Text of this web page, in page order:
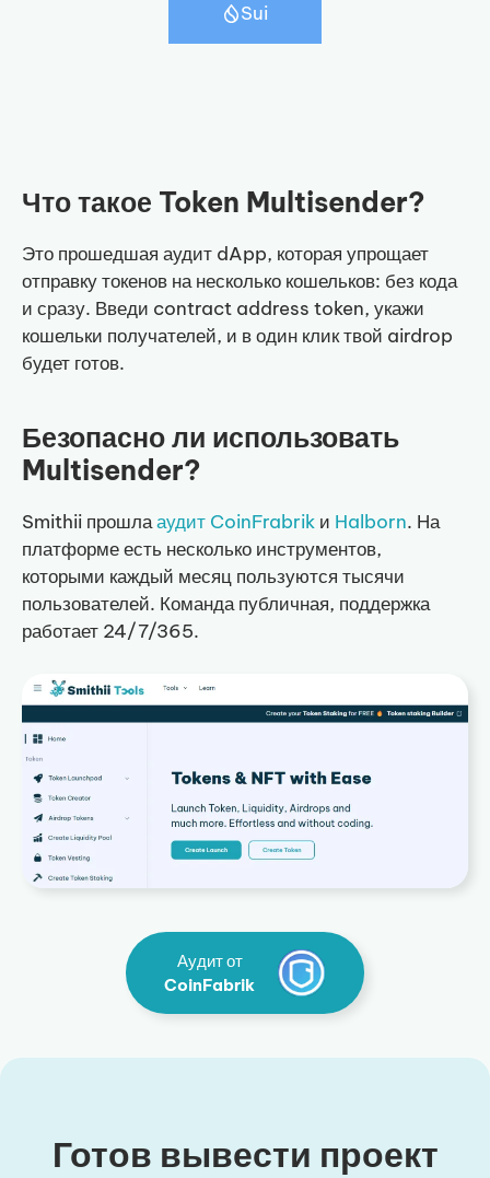
Sui
Что такое Token Multisender?
Это прошедшая аудит dApp, которая упрощает
отправку токенов на несколько кошельков: без кода
и сразу. Введи contract address token, укажи
кошельки получателей, и в один клик твой airdrop
будет готов.
Безопасно ли использовать
Multisender?
Smithii прошлааудит CoinFrabrik и Halborn. На
платформе есть несколько инструментов,
которыми каждый месяц пользуются тысячи
пользователей. Команда публичная, поддержка
работает 24/7/365.
Аудит от
CoinFabrik
Готов вывести проект